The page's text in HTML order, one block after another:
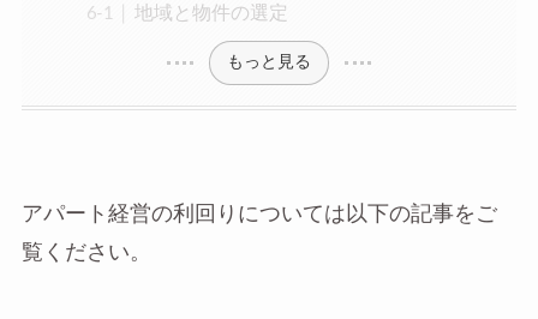
地域と物件の選定
もっと見る
アパート経営の利回りについては以下の記事をご
覧ください。